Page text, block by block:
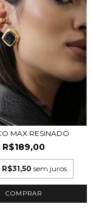
MAX RESINADO
R$189,00
R$31,50 sem juros
COMPRAR